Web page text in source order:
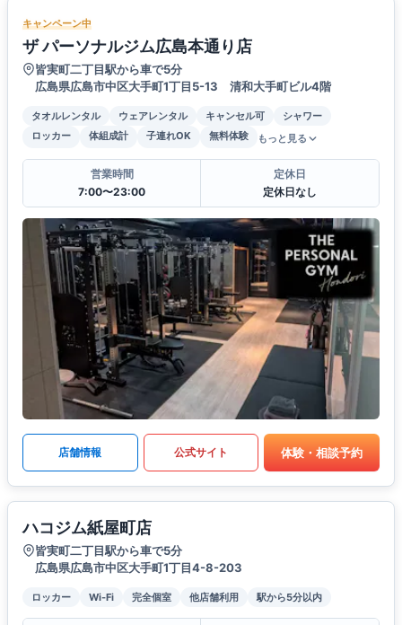
キャンペーン中
ザ パーソナルジム広島本通り店
皆実町二丁目駅から車で5分
広島県広島市中区大手町1丁目5-13 清和大手町ビル4階
タオルレンタル ウェアレンタル キャンセル可
シャワー
ロッカー
体組成計 子連れOK 無料体験 もっと見る
営業時間
7:00〜23:00
定休日
定休日なし
店舗情報 公式サイト 体験・相談予約
ハコジム紙屋町店
皆実町二丁目駅から車で5分
広島県広島市中区大手町1丁目4-8-203
ロッカー Wi-Fi 完全個室 他店舗利用 駅から5分以内